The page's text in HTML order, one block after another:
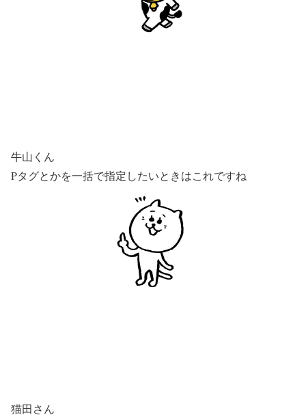
牛山くん
Pタグとかを一括で指定したいときはこれですね
猫田さん